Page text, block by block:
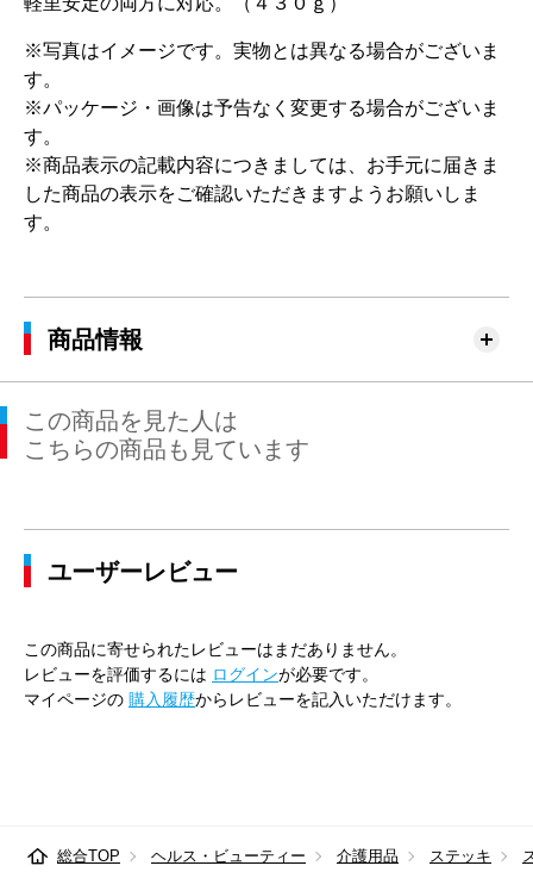
※写真はイメージです。実物とは異なる場合がございま
す。
※パッケージ・画像は予告なく変更する場合がございま
す。
※商品表示の記載内容につきましては、お手元に届きま
した商品の表示をご確認いただきますようお願いしま
す。
商品情報
この商品を見た人は
こちらの商品も見ています
ユーザーレビュー
この商品に寄せられたレビューはまだありません。
レビューを評価するには ログインが必要です。
マイページの 購入履歴からレビューを記入いただけます。
総合TOP ヘルス・ビューティー 介護用品 ステッキ